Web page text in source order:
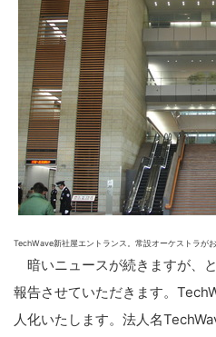
TechWave新社屋エントランス。常設オーケストラが
暗いニュースが続きますが、
報告させていただきます。
人化いたします。法人名